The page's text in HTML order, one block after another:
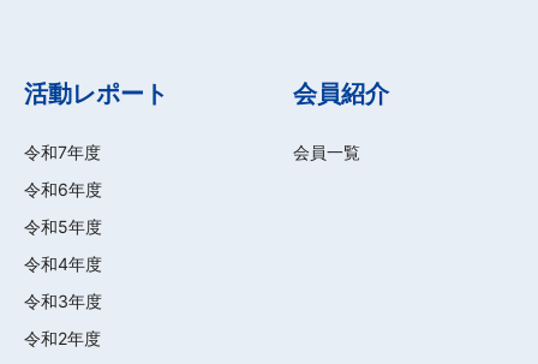
活動レポート
令和7年度
令和6年度
令和5年度
令和4年度
令和3年度
令和2年度
会員紹介
会員一覧